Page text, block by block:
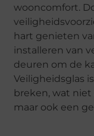
wooncomfort.
hart genieten
installeren van
deuren om de
Veiligheidsglas
breken, wat
maar ook een